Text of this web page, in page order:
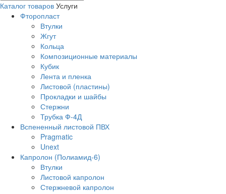
Каталог товаров Услуги
Фторопласт
Втулки
Жгут
Кольца
Композиционные материалы
Кубик
Лента и пленка
Листовой (пластины)
Прокладки и шайбы
Стержни
Трубка Ф-4Д
Вспененный листовой ПВХ
Pragmatic
Unext
Капролон (Полиамид-6)
Втулки
Листовой капролон
Стержневой капролон